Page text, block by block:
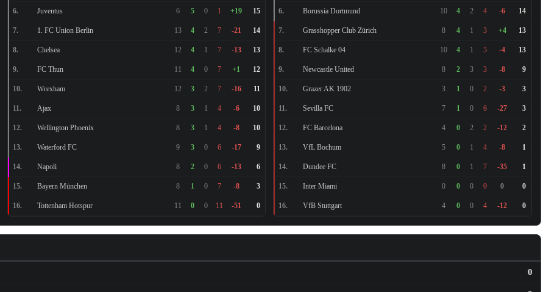
15.000.000 €
4.900.000 €
6. Juventus 6 5 0 1 +19 15
7. 1. FC Union Berlin 13 4 2 7 -21 14
8. Chelsea 12 4 1 7 -13 13
9. FC Thun 11 4 0 7 +1 12
10. Wrexham 12 3 2 7 -16 11
11. Ajax 8 3 1 4 -6 10
12. Wellington Phoenix 8 3 1 4 -8 10
13. Waterford FC 9 3 0 6 -17 9
14. Napoli 8 2 0 6 -13 6
15. Bayern München 8 1 0 7 -8 3
16. Tottenham Hotspur 11 0 0 11 -51 0
6. Borussia Dortmund 10 4 2 4 -6 14
7. Grasshopper Club Zürich 8 4 1 3 +4 13
8. FC Schalke 04 10 4 1 5 -4 13
9. Newcastle United 8 2 3 3 -8 9
10. Grazer AK 1902 3 1 0 2 -3 3
11. Sevilla FC 7 1 0 6 -27 3
12. FC Barcelona 4 0 2 2 -12 2
13. VfL Bochum 5 0 1 4 -8 1
14. Dundee FC 8 0 1 7 -35 1
15. Inter Miami 0 0 0 0 0 0
16. VfB Stuttgart 4 0 0 4 -12 0
0